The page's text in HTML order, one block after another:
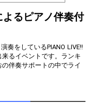
権獲
post comments. Please
posting comments
よるピアノ伴奏付
奏をしているPIANO LIVE!!
るイベントです。ランキ
の伴奏サポートの中でライ